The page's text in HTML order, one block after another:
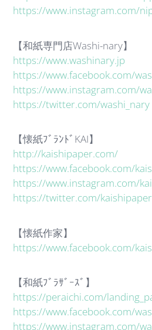
https://www.instagram.com/
【和紙専門店Washi-nary】
https://www.washinary.jp
https://www.facebook.com/
https://www.instagram.com/
https://twitter.com/washi_nary
【懐紙ﾌﾞﾗﾝﾄﾞKAI】
http://kaishipaper.com/
https://www.facebook.com/
https://www.instagram.com/
https://twitter.com/kaishipaper
【懐紙作家】
https://www.facebook.com/
【和紙ﾌﾞﾗｻﾞｰｽﾞ】
https://peraichi.com/
https://www.facebook.com/
https://www.instagram.com/